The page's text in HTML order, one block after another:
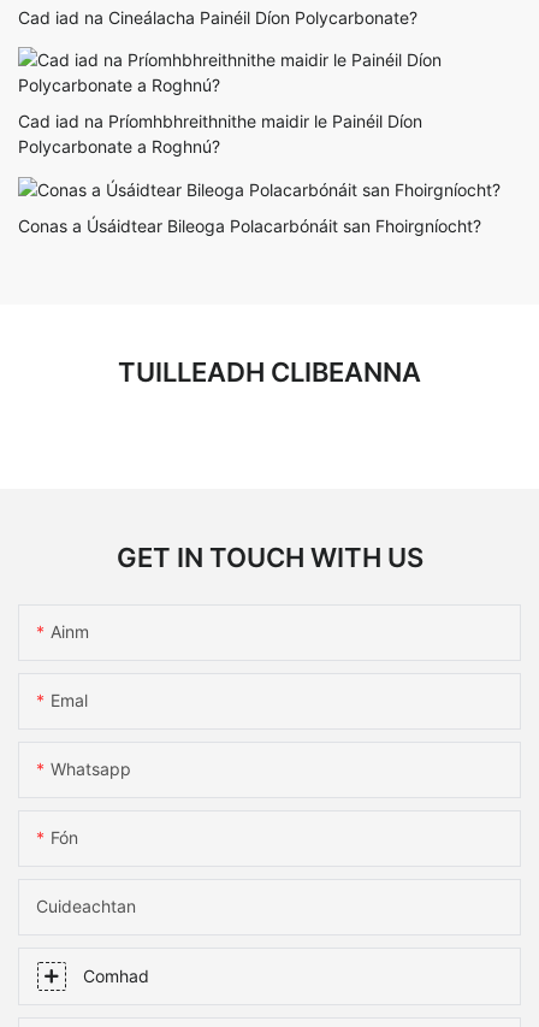
Cad iad na Cineálacha Painéil Díon Polycarbonate?
Cad iad na Príomhbhreithnithe maidir le Painéil Díon
Polycarbonate a Roghnú?
Conas a Úsáidtear Bileoga Polacarbónáit san Fhoirgníocht?
TUILLEADH CLIBEANNA
GET IN TOUCH WITH US
Ainm
Emal
Whatsapp
Fón
Cuideachtan
Comhad